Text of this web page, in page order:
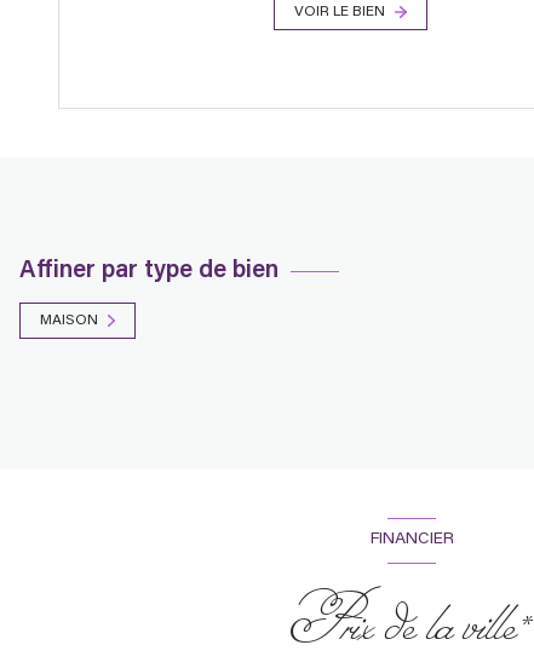
VOIR LE BIEN
Affiner par type de bien
MAISON
FINANCIER
Prix de la ville*